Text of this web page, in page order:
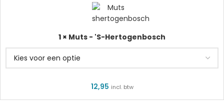
Hertogenbosch
1 × Muts - 'S-Hertogenbosch
12,95 incl. btw